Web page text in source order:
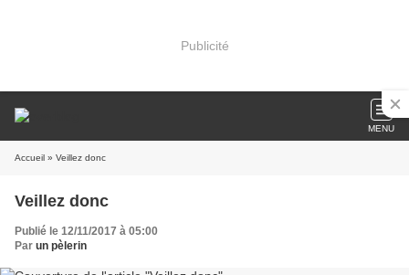
Publicité
MENU
Accueil » Veillez donc
Veillez donc
Publié le 12/11/2017 à 05:00
Par un pèlerin